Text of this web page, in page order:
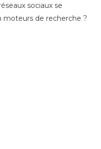
sociaux se
moteurs de recherche ?